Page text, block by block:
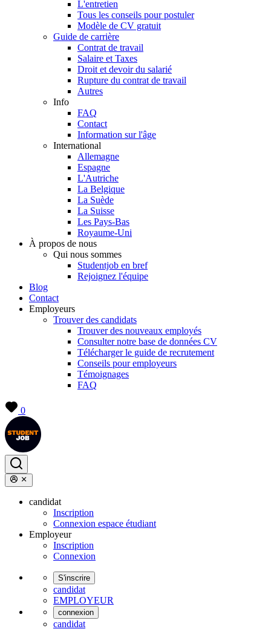
L'entretien
Tous les conseils pour postuler
Modèle de CV gratuit
Guide de carrière
Contrat de travail
Salaire et Taxes
Droit et devoir du salarié
Rupture du contrat de travail
Autres
Info
FAQ
Contact
Information sur l'âge
International
Allemagne
Espagne
L'Autriche
La Belgique
La Suède
La Suisse
Les Pays-Bas
Royaume-Uni
À propos de nous
Qui nous sommes
Studentjob en bref
Rejoignez l'équipe
Blog
Contact
Employeurs
Trouver des candidats
Trouver des nouveaux employés
Consulter notre base de données CV
Télécharger le guide de recrutement
Conseils pour employeurs
Témoignages
FAQ
0
candidat
Inscription
Connexion espace étudiant
Employeur
Inscription
Connexion
S'inscrire
candidat
EMPLOYEUR
connexion
candidat